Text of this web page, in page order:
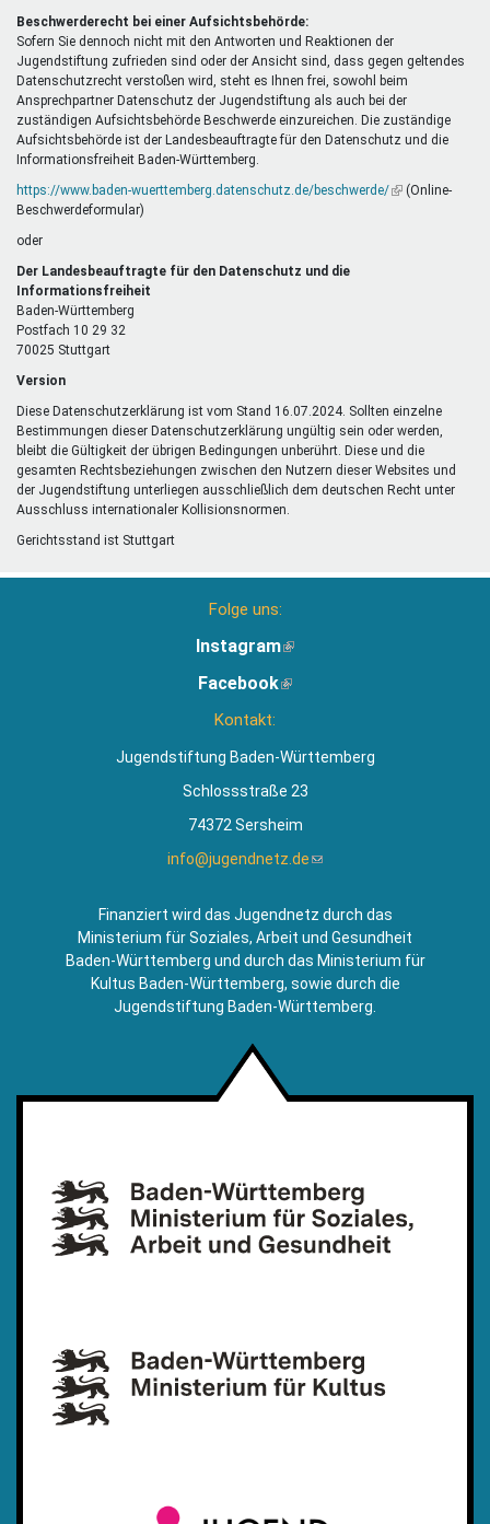
Beschwerderecht bei einer Aufsichtsbehörde:
Sofern Sie dennoch nicht mit den Antworten und Reaktionen der
Jugendstiftung zufrieden sind oder der Ansicht sind, dass gegen geltendes
Datenschutzrecht verstoßen wird, steht es Ihnen frei, sowohl beim
Ansprechpartner Datenschutz der Jugendstiftung als auch bei der
zuständigen Aufsichtsbehörde Beschwerde einzureichen. Die zuständige
Aufsichtsbehörde ist der Landesbeauftragte für den Datenschutz und die
Informationsfreiheit Baden-Württemberg.
https://www.baden-wuerttemberg.datenschutz.de/beschwerde/(Link(Online-
Beschwerdeformular)
oder
Der Landesbeauftragte für den Datenschutz und die
Informationsfreiheit
Baden-Württemberg
Postfach 10 29 32
70025 Stuttgart
Version
Diese Datenschutzerklärung ist vom Stand 16.07.2024. Sollten einzelne
Bestimmungen dieser Datenschutzerklärung ungültig sein oder werden,
bleibt die Gültigkeit der übrigen Bedingungen unberührt. Diese und die
gesamten Rechtsbeziehungen zwischen den Nutzern dieser Websites und
der Jugendstiftung unterliegen ausschließlich dem deutschen Recht unter
Ausschluss internationaler Kollisionsnormen.
Gerichtsstand ist Stuttgart
Folge uns:
Instagram(Link
extern)
Facebook(Link
Kontakt:
Jugendstiftung Baden-Württemberg
Schlossstraße 23
74372 Sersheim
info@jugendnetz.de(Link
Mail)
Finanziert wird das Jugendnetz durch das
Ministerium für Soziales, Arbeit und Gesundheit
Baden-Württemberg und durch das Ministerium für
Kultus Baden-Württemberg, sowie durch die
Jugendstiftung Baden-Württemberg.